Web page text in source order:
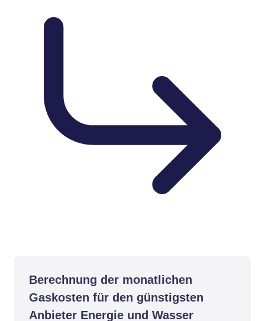
Berechnung der monatlichen
Gaskosten für den günstigsten
Anbieter Energie und Wasser